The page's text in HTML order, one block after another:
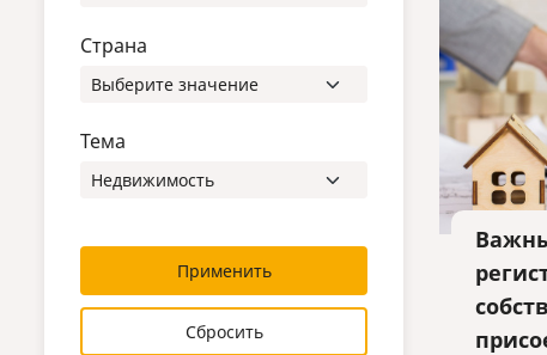
Страна
Тема
Применить
Сбросить